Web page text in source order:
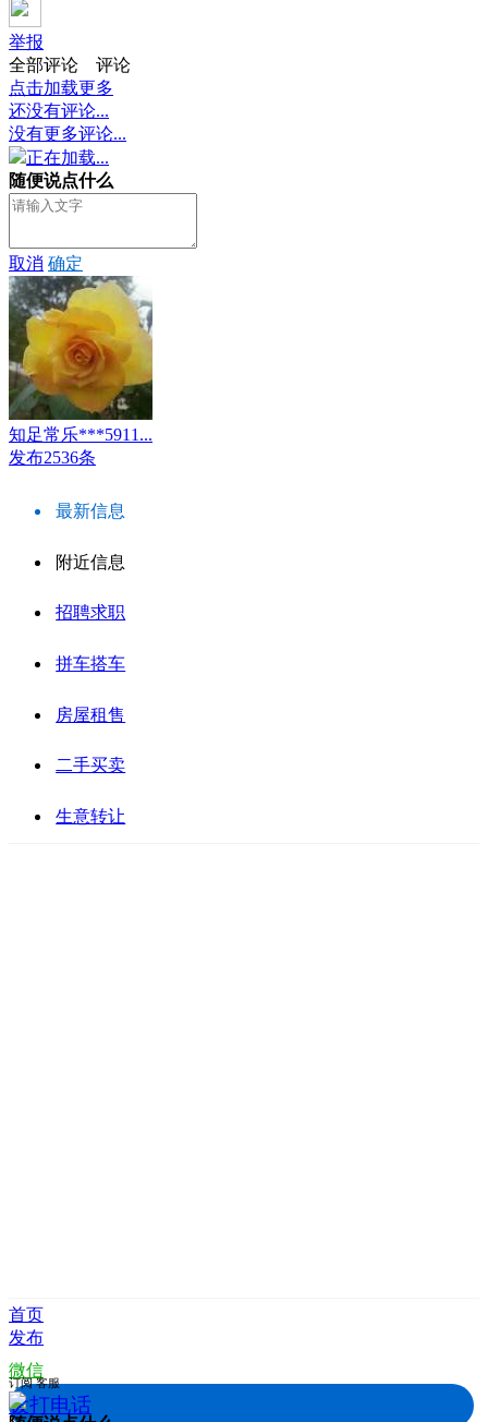
举报
全部评论
评论
点击加载更多
还没有评论...
没有更多评论...
正在加载...
随便说点什么
取消 确定
知足常乐***5911...
发布2536条
最新信息
附近信息
招聘求职
拼车搭车
房屋租售
二手买卖
生意转让
首页
发布
微信
拨打电话
订阅 客服